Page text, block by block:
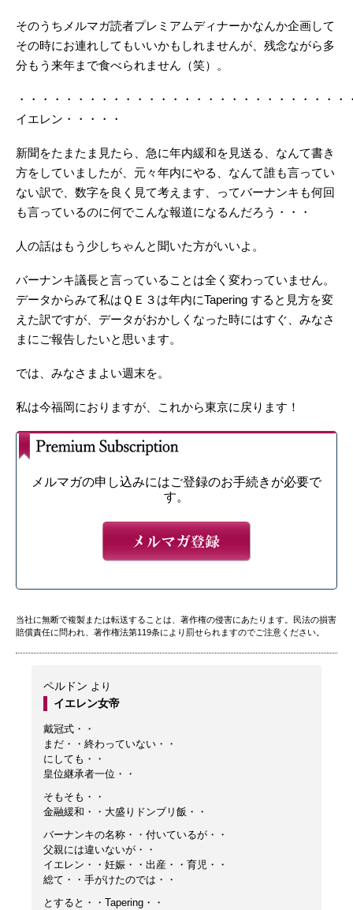
そのうちメルマガ読者プレミアムディナーかなんか企画して
その時にお連れしてもいいかもしれませんが、残念ながら多
分もう来年まで食べられません（笑）。
・・・・・・・・・・・・・・・・・・・・・・・・・・・・
イエレン・・・・・
新聞をたまたま見たら、急に年内緩和を見送る、なんて書き
方をしていましたが、元々年内にやる、なんて誰も言ってい
ない訳で、数字を良く見て考えます、ってバーナンキも何回
も言っているのに何でこんな報道になるんだろう・・・
人の話はもう少しちゃんと聞いた方がいいよ。
バーナンキ議長と言っていることは全く変わっていません。
データからみて私はＱＥ３は年内にTapering すると見方を変
えた訳ですが、データがおかしくなった時にはすぐ、みなさ
まにご報告したいと思います。
では、みなさまよい週末を。
私は今福岡におりますが、これから東京に戻ります！
メルマガの申し込みにはご登録のお手続きが必要で
す。
当社に無断で複製または転送することは、著作権の侵害にあたります。民法の損害
賠償責任に問われ、著作権法第119条により罰せられますのでご注意ください。
ペルドン より
イエレン女帝
戴冠式・・
まだ・・終わっていない・・
にしても・・
皇位継承者一位・・
そもそも・・
金融緩和・・大盛りドンブリ飯・・
バーナンキの名称・・付いているが・・
父親には違いないが・・
イエレン・・妊娠・・出産・・育児・・
総て・・手がけたのでは・・
とすると・・Tapering・・